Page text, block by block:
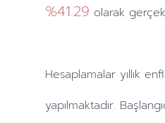
%41.29 olarak
Hesaplamalar yıllık
yapılmaktadır.